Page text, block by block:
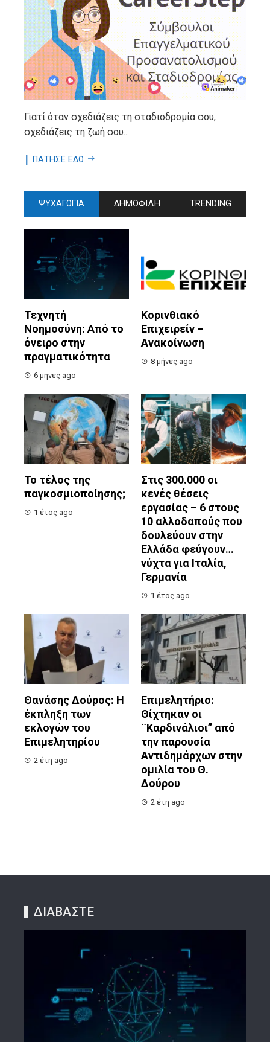
Γιατί όταν σχεδιάζεις τη σταδιοδρομία σου,
σχεδιάζεις τη ζωή σου...
║ ΠΑΤΗΣΕ ΕΔΩ
ΨΥΧΑΓΩΓΙΑ ΔΗΜΟΦΙΛΗ TRENDING
Τεχνητή
Νοημοσύνη: Από το
όνειρο στην
πραγματικότητα
6 μήνες ago
Κορινθιακό
Επιχειρείν –
Ανακοίνωση
8 μήνες ago
Το τέλος της
παγκοσμιοποίησης;
1 έτος ago
Στις 300.000 οι
κενές θέσεις
εργασίας – 6 στους
10 αλλοδαπούς που
δουλεύουν στην
Ελλάδα φεύγουν…
νύχτα για Ιταλία,
Γερμανία
1 έτος ago
Θανάσης Δούρος: Η
έκπληξη των
εκλογών του
Επιμελητηρίου
2 έτη ago
Επιμελητήριο:
Θίχτηκαν οι
¨Καρδινάλιοι” από
την παρουσία
Αντιδημάρχων στην
ομιλία του Θ.
Δούρου
2 έτη ago
ΔΙΑΒΑΣΤΕ